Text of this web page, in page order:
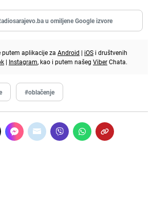
u omiljene Google izvore
putem aplikacije za Android | iOS i društvenih
| Instagram, kao i putem našeg ViberChata.
#oblačenje